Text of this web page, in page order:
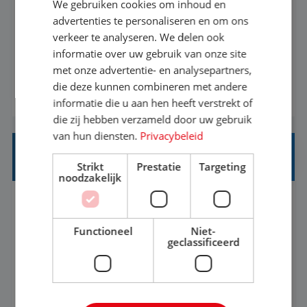
Met jouw ervaring in de reisbranche of
achtergrond in toerisme ben je klaar voor de
volgende stap. Vanaf je stoel reis je de hele
wereld over en speel je moeiteloos in op de
wensen van je team, je klant en wat er in de
reiswereld gebeurt. Met je enthousiasme weet je
klanten te overtuigen om die droomreis te
boeken! ...
BEKIJK VACATURE
REISADVISEUR ALLROUND
Aalsmeer, Noord-Holland, Nederland
33-36 uur
MBO
Een vakantie plannen is het leukste dat er is. Of
het nu voor jezelf is, of voor een ander: jij vindt
We gebruiken cookies om inhoud en
advertenties te personaliseren en om ons
verkeer te analyseren. We delen ook
informatie over uw gebruik van onze site
met onze advertentie- en analysepartners,
die deze kunnen combineren met andere
informatie die u aan hen heeft verstrekt of
die zij hebben verzameld door uw gebruik
van hun diensten. Privacybeleid
Strikt
noodzakelijk
Prestatie Targeting
Functioneel
Niet-
geclassificeerd